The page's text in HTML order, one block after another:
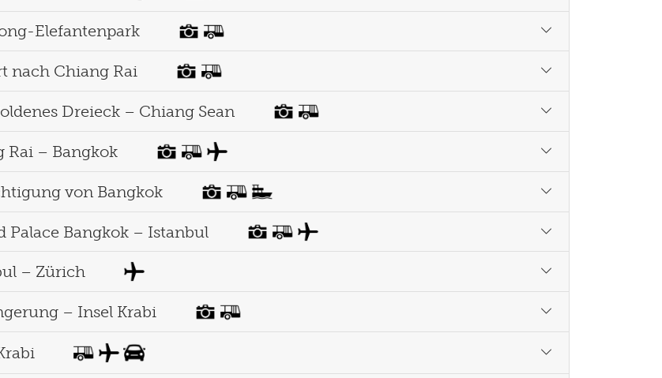
Elefantenpark
nach Chiang Rai
Dreieck – Chiang Sean
Rai – Bangkok
von Bangkok
Palace Bangkok – Istanbul
– Zürich
– Insel Krabi